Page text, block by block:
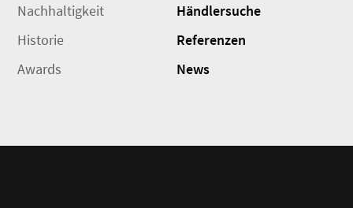
Nachhaltigkeit
Historie
Awards
Händlersuche
Referenzen
News